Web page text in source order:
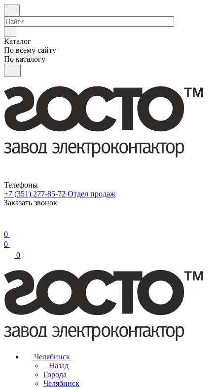
Каталог
По всему сайту
По каталогу
Телефоны
+7 (351) 277-85-72 Отдел продаж
Заказать звонок
0
0
0
Челябинск
Назад
Города
Челябинск